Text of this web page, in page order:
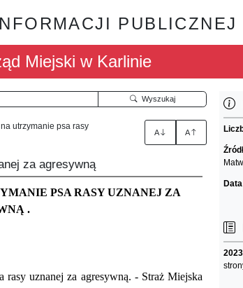
PUBLICZNEJ
Miejski w Karlinie
Wyszukaj
utrzymanie psa rasy
A A
za agresywną
PSA RASY UZNANEJ ZA
.
uznanej za agresywną. - Straż Miejska